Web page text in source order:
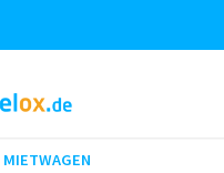
MIETWAGEN